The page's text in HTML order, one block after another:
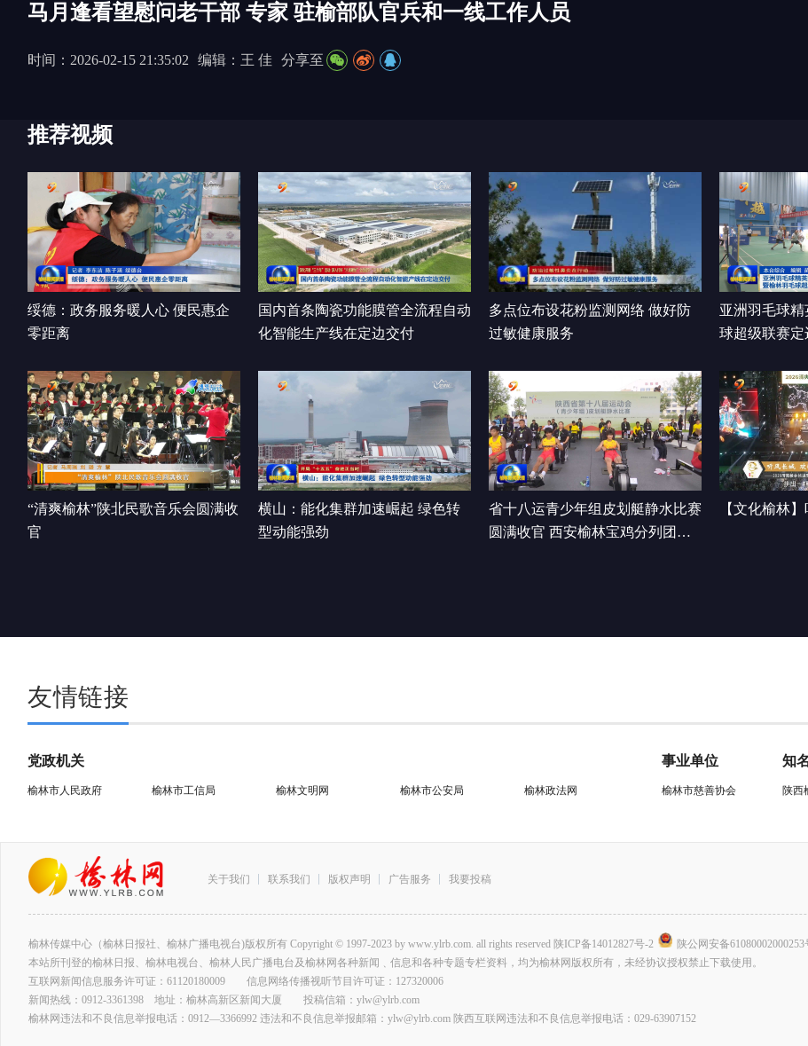
马月逢看望慰问老干部 专家 驻榆部队官兵和一线工作人员
时间：2026-02-15 21:35:02 编辑：王 佳 分享至
推荐视频
绥德：政务服务暖人心 便民惠企
零距离
国内首条陶瓷功能膜管全流程自动
化智能生产线在定边交付
多点位布设花粉监测网络 做好防
过敏健康服务
亚洲羽毛球
球超级联赛定
“清爽榆林”陕北民歌音乐会圆满收
官
横山：能化集群加速崛起 绿色转
型动能强劲
省十八运青少年组皮划艇静水比赛
圆满收官 西安榆林宝鸡分列团体
【文化榆林
友情链接
党政机关
榆林市人民政府 榆林市工信局 榆林文明网 榆林市公安局 榆林政法网
事业单位
榆林市慈善协会
知
陕西
关于我们 联系我们 版权声明 广告服务 我要投稿
榆林传媒中心（榆林日报社、榆林广播电视台)版权所有 Copyright © 1997-2023 by www.ylrb.com. all rights reserved 陕ICP备14012827号-2
陕公网安备61080002000253
本站所刊登的榆林日报、榆林电视台、榆林人民广播电台及榆林网各种新闻﹑信息和各种专题专栏资料，均为榆林网版权所有，未经协议授权禁止下载使用。
互联网新闻信息服务许可证：61120180009 信息网络传播视听节目许可证：127320006
新闻热线：0912-3361398 地址：榆林高新区新闻大厦 投稿信箱：ylw@ylrb.com
榆林网违法和不良信息举报电话：0912—3366992 违法和不良信息举报邮箱：ylw@ylrb.com 陕西互联网违法和不良信息举报电话：029-63907152